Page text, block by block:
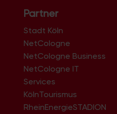
Partner
Stadt Köln
NetCologne
NetCologne Business
NetCologne IT
Services
KölnTourismus
RheinEnergieSTADION